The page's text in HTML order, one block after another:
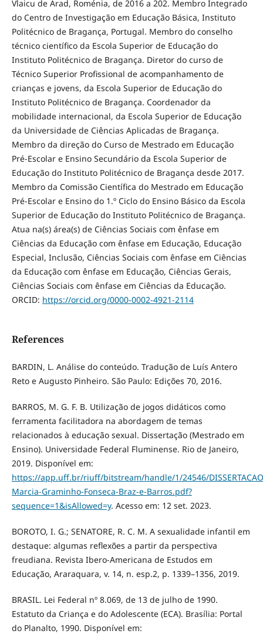
Vlaicu de Arad, Roménia, de 2016 a 202. Membro Integrado
do Centro de Investigação em Educação Básica, Instituto
Politécnico de Bragança, Portugal. Membro do conselho
técnico científico da Escola Superior de Educação do
Instituto Politécnico de Bragança. Diretor do curso de
Técnico Superior Profissional de acompanhamento de
crianças e jovens, da Escola Superior de Educação do
Instituto Politécnico de Bragança. Coordenador da
mobilidade internacional, da Escola Superior de Educação
da Universidade de Ciências Aplicadas de Bragança.
Membro da direção do Curso de Mestrado em Educação
Pré-Escolar e Ensino Secundário da Escola Superior de
Educação do Instituto Politécnico de Bragança desde 2017.
Membro da Comissão Científica do Mestrado em Educação
Pré-Escolar e Ensino do 1.º Ciclo do Ensino Básico da Escola
Superior de Educação do Instituto Politécnico de Bragança.
Atua na(s) área(s) de Ciências Sociais com ênfase em
Ciências da Educação com ênfase em Educação, Educação
Especial, Inclusão, Ciências Sociais com ênfase em Ciências
da Educação com ênfase em Educação, Ciências Gerais,
Ciências Sociais com ênfase em Ciências da Educação.
ORCID: https://orcid.org/0000-0002-4921-2114
References
BARDIN, L. Análise do conteúdo. Tradução de Luís Antero
Reto e Augusto Pinheiro. São Paulo: Edições 70, 2016.
BARROS, M. G. F. B. Utilização de jogos didáticos como
ferramenta facilitadora na abordagem de temas
relacionados à educação sexual. Dissertação (Mestrado em
Ensino). Universidade Federal Fluminense. Rio de Janeiro,
2019. Disponível em:
https://app.uff.br/riuff/bitstream/handle/1/24546/
Marcia-Graminho-Fonseca-Braz-e-Barros.pdf?
sequence=1&isAllowed=y. Acesso em: 12 set. 2023.
BOROTO, I. G.; SENATORE, R. C. M. A sexualidade infantil em
destaque: algumas reflexões a partir da perspectiva
freudiana. Revista Ibero-Americana de Estudos em
Educação, Araraquara, v. 14, n. esp.2, p. 1339–1356, 2019.
BRASIL. Lei Federal nº 8.069, de 13 de julho de 1990.
Estatuto da Criança e do Adolescente (ECA). Brasília: Portal
do Planalto, 1990. Disponível em: